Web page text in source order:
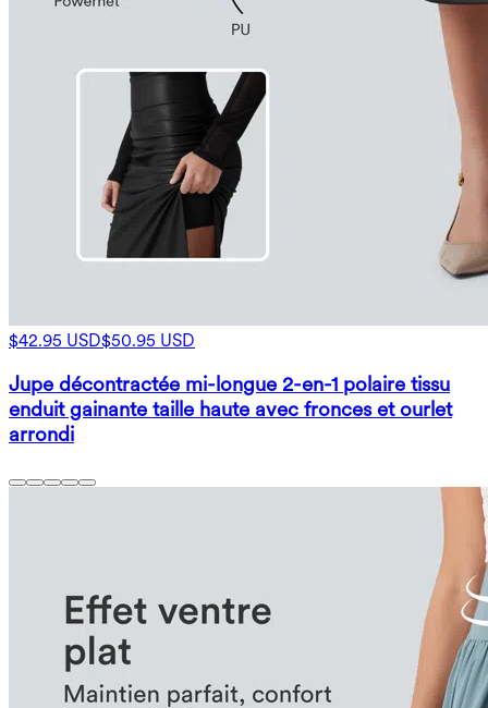
$42.95 USD$50.95 USD
Jupe décontractée mi-longue 2-en-1 polaire tissu
enduit gainante taille haute avec fronces et ourlet
arrondi